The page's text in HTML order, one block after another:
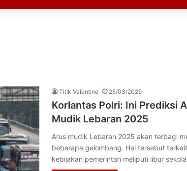
Titik Valentine 25/03/2025
Korlantas Polri: Ini Prediksi
Mudik Lebaran 2025
Arus mudik Lebaran 2025 akan terbagi
beberapa gelombang. Hal tersebut
kebijakan pemerintah meliputi libur